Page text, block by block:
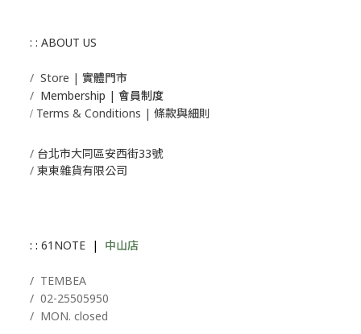
: : ABOUT US
/ Store | 實體門市
/ Membership | 會員制度
/ Terms & Conditions | 條款與細則
/ 台北市大同區安西街33號
/ 東東雜貨有限公司
: : 61NOTE | 中山店
/ TEMBEA
/ 02-25505950
/ MON. closed